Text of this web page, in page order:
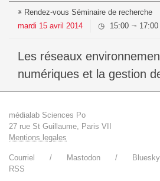
Rendez-vous Séminaire de recherche
mardi 15 avril 2014 15:00 ⇥ 17:00
Les réseaux environnementaux
numériques et la gestion
médialab Sciences Po
27 rue St Guillaume, Paris VII
Mentions legales
Courriel Mastodon Bluesky
RSS